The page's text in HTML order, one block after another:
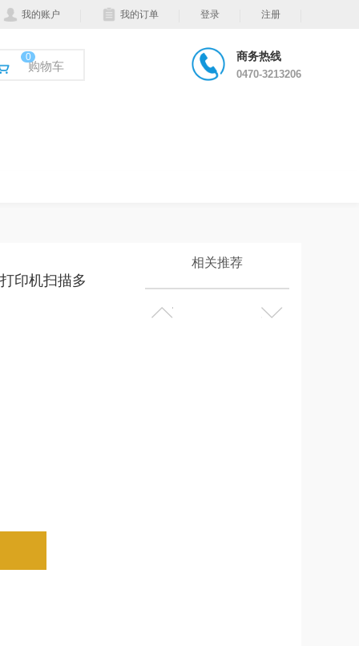
我的账户 我的订单 登录 注册
购物车
0 商务热线
0470-3213206
印机扫描多
相关推荐